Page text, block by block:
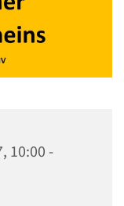
10:00 -